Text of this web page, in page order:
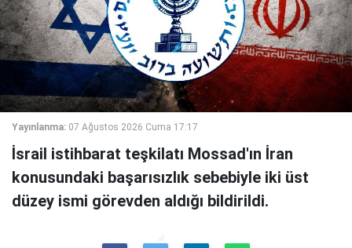
Yayınlanma: 07 Ağustos 2026 Cuma 17:17
İsrail istihbarat teşkilatı Mossad'ın İran
konusundaki başarısızlık sebebiyle iki üst
düzey ismi görevden aldığı bildirildi.